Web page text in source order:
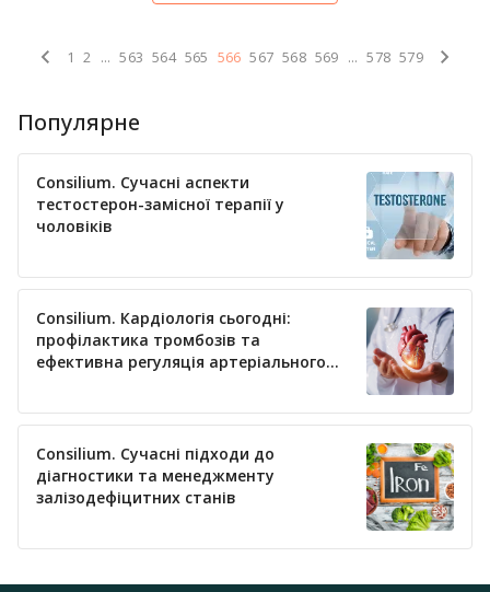
1 2 ... 563 564 565 566 567 568 569 ... 578 579
Популярне
Consilium. Сучасні аспекти
тестостерон-замісної терапії у
чоловіків
Consilium. Кардіологія сьогодні:
профілактика тромбозів та
ефективна регуляція артеріального
Consilium. Сучасні підходи до
діагностики та менеджменту
залізодефіцитних станів